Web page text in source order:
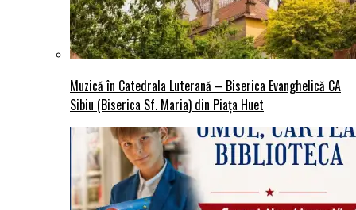
Muzică în Catedrala Luterană – Biserica Evanghelică CA
Sibiu (Biserica Sf. Maria) din Piaţa Huet